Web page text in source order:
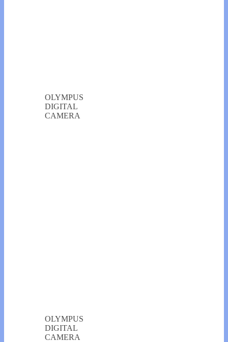
OLYMPUS
DIGITAL
CAMERA
OLYMPUS
DIGITAL
CAMERA